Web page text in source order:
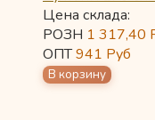
Цена склада:
РОЗН 1 317,40
ОПТ941 Руб